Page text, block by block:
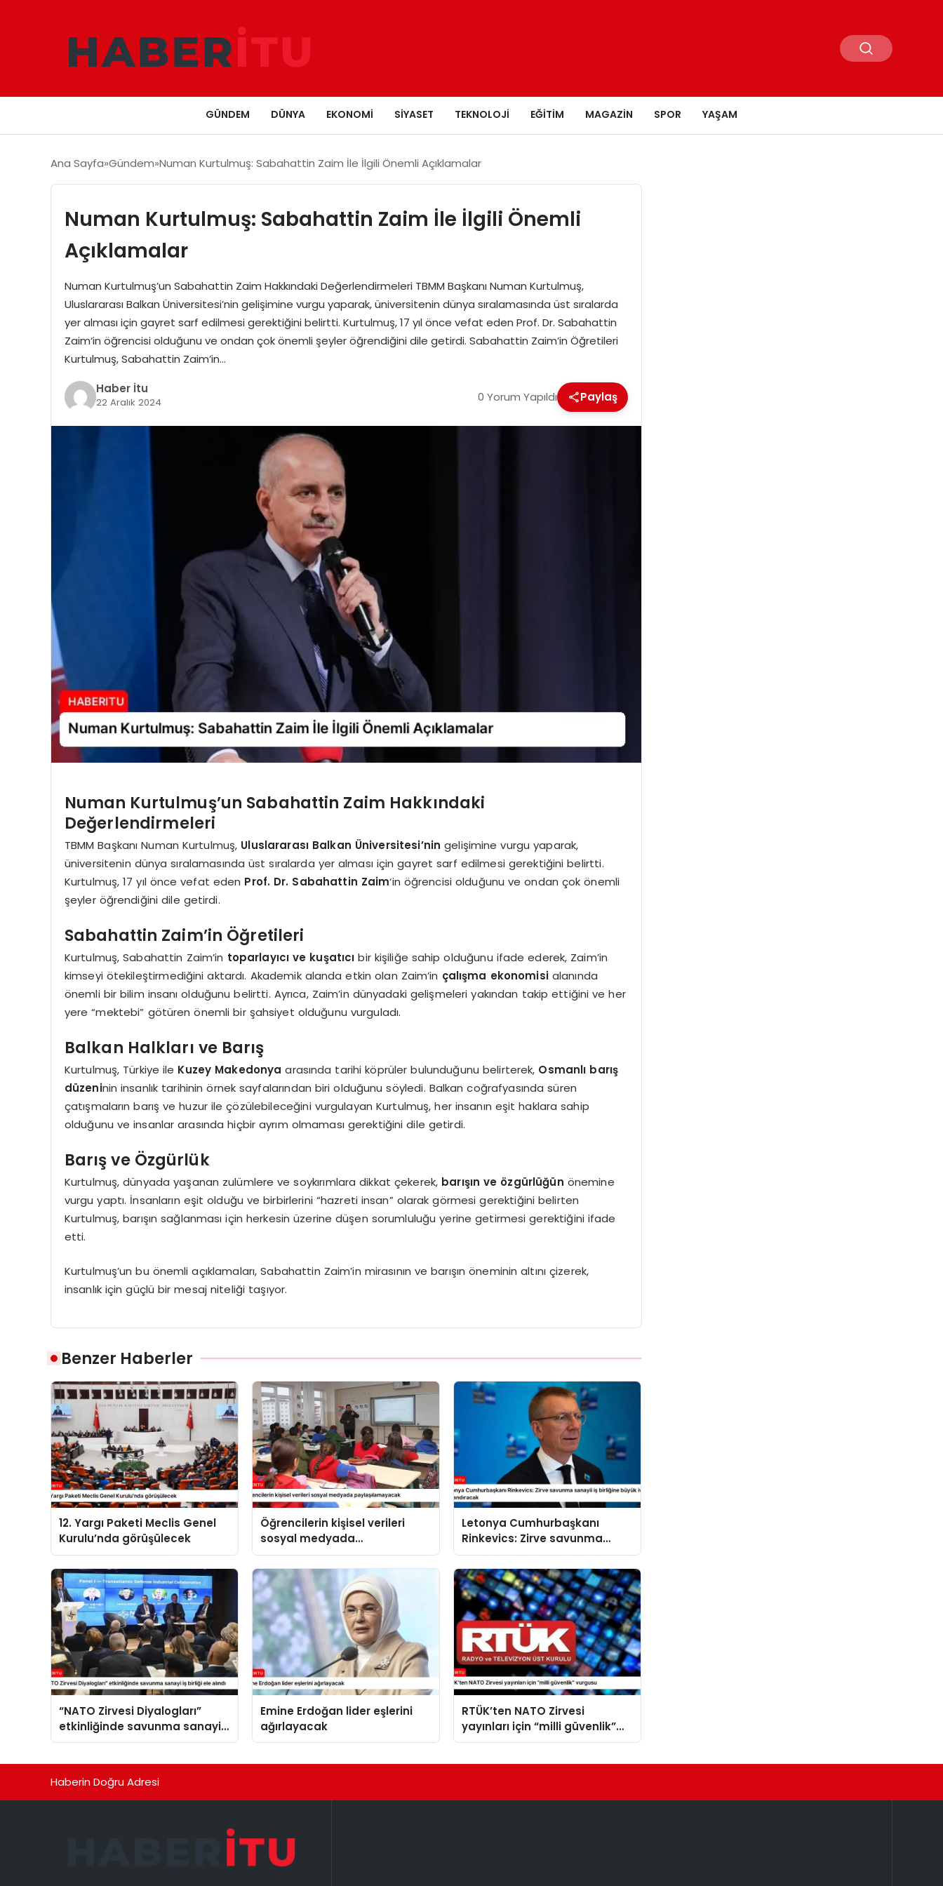
GÜNDEM DÜNYA EKONOMI SIYASET TEKNOLOJI EĞITIM MAGAZIN SPOR YAŞAM
Ana Sayfa Gündem Numan Kurtulmuş: Sabahattin Zaim İle İlgili Önemli Açıklamalar
Numan Kurtulmuş: Sabahattin Zaim İle İlgili Önemli
Açıklamalar
Numan Kurtulmuş’un Sabahattin Zaim Hakkındaki Değerlendirmeleri TBMM Başkanı Numan Kurtulmuş,
Uluslararası Balkan Üniversitesi’nin gelişimine vurgu yaparak, üniversitenin dünya sıralamasında üst sıralarda
yer alması için gayret sarf edilmesi gerektiğini belirtti. Kurtulmuş, 17 yıl önce vefat eden Prof. Dr. Sabahattin
Zaim‘in öğrencisi olduğunu ve ondan çok önemli şeyler öğrendiğini dile getirdi. Sabahattin Zaim’in Öğretileri
Kurtulmuş, Sabahattin Zaim’in…
Haber İtu
22 Aralık 2024 0 Yorum Yapıldı Paylaş
Numan Kurtulmuş’un Sabahattin Zaim Hakkındaki
Değerlendirmeleri
TBMM Başkanı Numan Kurtulmuş, Uluslararası Balkan Üniversitesi’nin gelişimine vurgu yaparak,
üniversitenin dünya sıralamasında üst sıralarda yer alması için gayret sarf edilmesi gerektiğini belirtti.
Kurtulmuş, 17 yıl önce vefat eden Prof. Dr. Sabahattin Zaim‘in öğrencisi olduğunu ve ondan çok önemli
şeyler öğrendiğini dile getirdi.
Sabahattin Zaim’in Öğretileri
Kurtulmuş, Sabahattin Zaim’in toparlayıcı ve kuşatıcı bir kişiliğe sahip olduğunu ifade ederek, Zaim’in
kimseyi ötekileştirmediğini aktardı. Akademik alanda etkin olan Zaim’in çalışma ekonomisialanında
önemli bir bilim insanı olduğunu belirtti. Ayrıca, Zaim’in dünyadaki gelişmeleri yakından takip ettiğini ve her
yere “mektebi” götüren önemli bir şahsiyet olduğunu vurguladı.
Balkan Halkları ve Barış
Kurtulmuş, Türkiye ile Kuzey Makedonya arasında tarihi köprüler bulunduğunu belirterek, Osmanlı barış
düzeninin insanlık tarihinin örnek sayfalarından biri olduğunu söyledi. Balkan coğrafyasında süren
çatışmaların barış ve huzur ile çözülebileceğini vurgulayan Kurtulmuş, her insanın eşit haklara sahip
olduğunu ve insanlar arasında hiçbir ayrım olmaması gerektiğini dile getirdi.
Barış ve Özgürlük
Kurtulmuş, dünyada yaşanan zulümlere ve soykırımlara dikkat çekerek, barışın ve özgürlüğün önemine
vurgu yaptı. İnsanların eşit olduğu ve birbirlerini “hazreti insan” olarak görmesi gerektiğini belirten
Kurtulmuş, barışın sağlanması için herkesin üzerine düşen sorumluluğu yerine getirmesi gerektiğini ifade
etti.
Kurtulmuş’un bu önemli açıklamaları, Sabahattin Zaim’in mirasının ve barışın öneminin altını çizerek,
insanlık için güçlü bir mesaj niteliği taşıyor.
Benzer Haberler
12. Yargı Paketi Meclis Genel
Kurulu’nda görüşülecek
Öğrencilerin kişisel verileri
sosyal medyada
paylaşılamayacak
Letonya Cumhurbaşkanı
Rinkevics: Zirve savunma
sanayii iş birliğine büyük ivme
kazandıracak
“NATO Zirvesi Diyalogları”
etkinliğinde savunma sanayi
iş birliği ele alındı
Emine Erdoğan lider eşlerini
ağırlayacak
RTÜK’ten NATO Zirvesi
yayınları için “milli güvenlik”
vurgusu
Haberin Doğru Adresi